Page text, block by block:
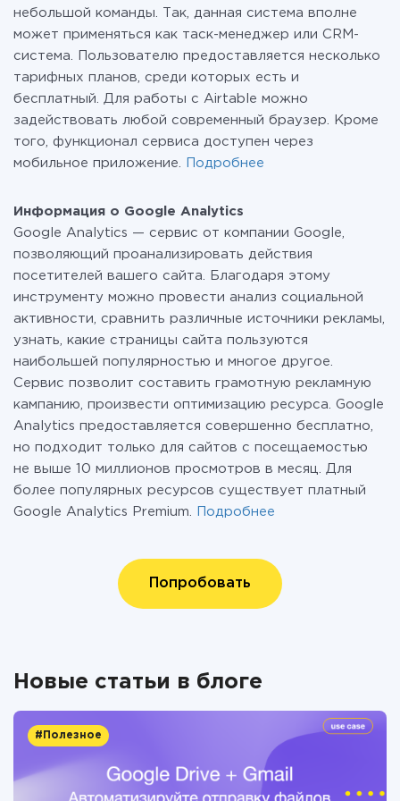
небольшой команды. Так, данная система вполне
может применяться как таск-менеджер или CRM-
система. Пользователю предоставляется несколько
тарифных планов, среди которых есть и
бесплатный. Для работы с Airtable можно
задействовать любой современный браузер. Кроме
того, функционал сервиса доступен через
мобильное приложение.
Подробнее
Информация о Google Analytics
Google Analytics — сервис от компании Google,
позволяющий проанализировать действия
посетителей вашего сайта. Благодаря этому
инструменту можно провести анализ социальной
активности, сравнить различные источники рекламы,
узнать, какие страницы сайта пользуются
наибольшей популярностью и многое другое.
Сервис позволит составить грамотную рекламную
кампанию, произвести оптимизацию ресурса. Google
Analytics предоставляется совершенно бесплатно,
но подходит только для сайтов с посещаемостью
не выше 10 миллионов просмотров в месяц. Для
более популярных ресурсов существует платный
Google Analytics Premium.
Подробнее
Попробовать
Новые статьи в блоге
#Полезное